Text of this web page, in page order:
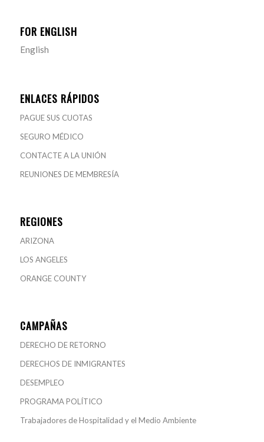
FOR ENGLISH
English
ENLACES RÁPIDOS
PAGUE SUS CUOTAS
SEGURO MÉDICO
CONTACTE A LA UNIÓN
REUNIONES DE MEMBRESÍA
REGIONES
ARIZONA
LOS ANGELES
ORANGE COUNTY
CAMPAÑAS
DERECHO DE RETORNO
DERECHOS DE INMIGRANTES
DESEMPLEO
PROGRAMA POLÍTICO
Trabajadores de Hospitalidad y el Medio Ambiente